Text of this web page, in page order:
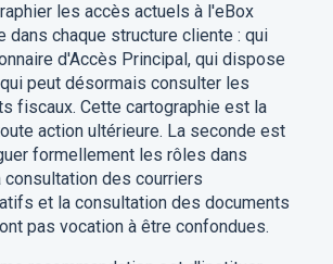
les accès actuels à l'eBox
dans chaque structure cliente : qui
d'Accès Principal, qui dispose
peut désormais consulter les
fiscaux. Cette cartographie est la
action ultérieure. La seconde est
formellement les rôles dans
consultation des courriers
et la consultation des documents
pas vocation à être confondues.